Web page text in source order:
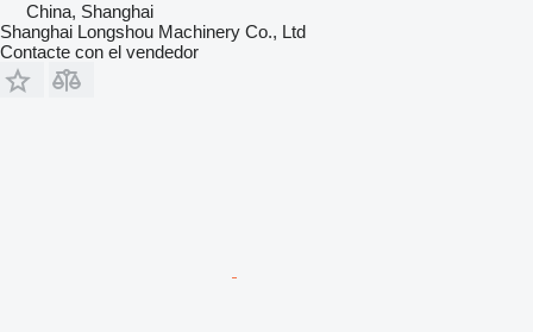
China, Shanghai
Shanghai Longshou Machinery Co., Ltd
Contacte con el vendedor